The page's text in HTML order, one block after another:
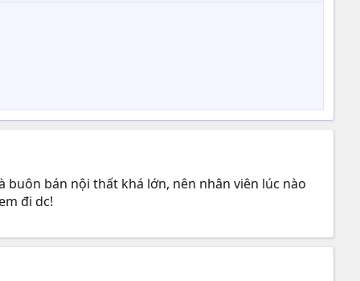
buôn bán nội thất khá lớn, nên nhân viên lúc nào
đi dc!